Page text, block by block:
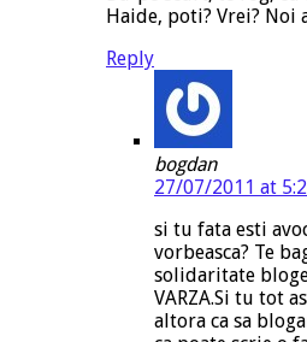
Haide, poti? Vrei? Noi
Reply
bogdan
27/07/2011 at
si tu fata esti
vorbeasca? Te
solidaritate
VARZA.Si tu tot
altora ca sa